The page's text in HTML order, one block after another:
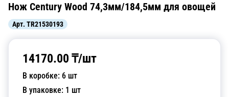
Нож Century Wood 74,3мм/184,5мм для овощей
Арт. TR21530193
14170.00 ₸/шт
В коробке: 6 шт
В упаковке: 1 шт